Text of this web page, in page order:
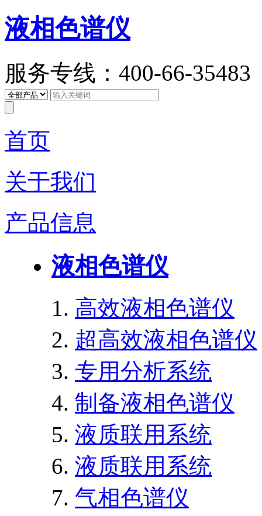
液相色谱仪
服务专线：400-66-35483
首页
关于我们
产品信息
液相色谱仪
高效液相色谱仪
超高效液相色谱仪
专用分析系统
制备液相色谱仪
液质联用系统
液质联用系统
气相色谱仪